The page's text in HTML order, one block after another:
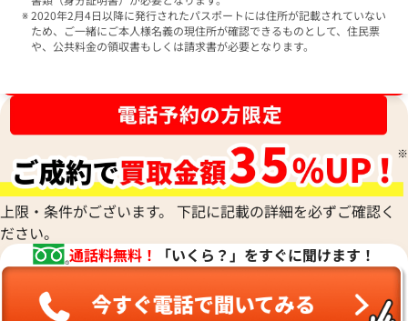
2020年2月4日以降に発行されたパスポートには住所が記載されていない
ため、ご一緒にご本人様名義の現住所が確認できるものとして、住民票
や、公共料金の領収書もしくは請求書が必要となります。
上限・条件がございます。 下記に記載の詳細を必ずご確認く
ださい。
通話料無料！
「いくら？」をすぐに聞けます！